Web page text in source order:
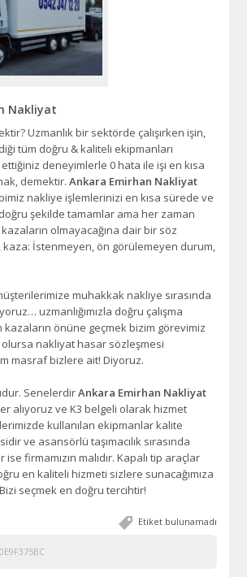
Nakliyat
Uzmanlık bir sektörde çalışırken işin,
tüm doğru & kaliteli ekipmanları
deneyimlerle 0 hata ile işi en kısa
demektir.Ankara Emirhan Nakliyat
nakliye işlemlerinizi en kısa sürede ve
şekilde tamamlar ama her zaman
olmayacağına dair bir söz
kaza: İstenmeyen, ön görülemeyen durum,
muhakkak nakliye sırasında
uzmanlığımızla doğru çalışma
kazaların önüne geçmek bizim görevimiz
nakliyat hasar sözleşmesi
masraf bizlere ait! Diyoruz.
SenelerdirAnkara Emirhan Nakliyat
alıyoruz ve K3 belgeli olarak hizmet
kullanılan ekipmanlar kalite
ve asansörlü taşımacılık sırasında
firmamızın malıdır. Kapalı tip araçlar
en kaliteli hizmeti sizlere sunacağımıza
seçmek en doğru tercihtir!
Etiket bulunamadı